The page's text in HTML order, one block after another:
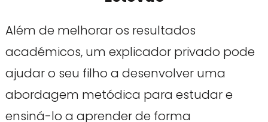
Além de melhorar os resultados
académicos, um explicador privado pode
ajudar o seu filho a desenvolver uma
abordagem metódica para estudar e
ensiná-lo a aprender de forma